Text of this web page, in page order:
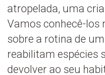
atropelada, uma
Vamos conhecê-los
sobre a rotina de
reabilitam espécies
devolver ao seu